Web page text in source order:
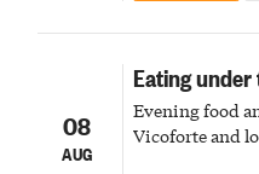
08
AUG
Eating
Evening food
Vicoforte and